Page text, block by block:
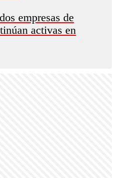
empresas de
activas en